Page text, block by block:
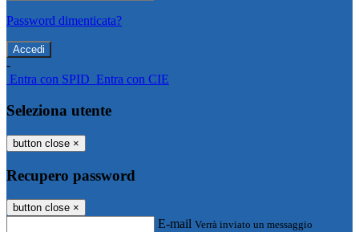
Password dimenticata?
-
Entra con SPID Entra con CIE
Seleziona utente
button close ×
Recupero password
button close ×
E-mail Verrà inviato un messaggio